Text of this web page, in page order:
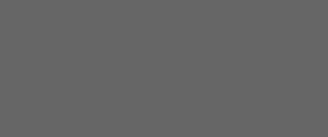
Weitere
über alle verwendeten Cookies. Sie können Ihre Einwilligung zu